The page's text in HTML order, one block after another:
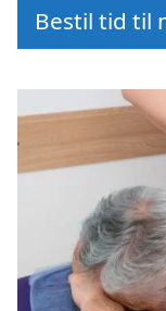
Bestil tid til